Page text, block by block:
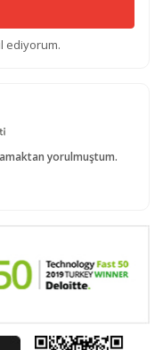
ediyorum.
yorulmuştum.